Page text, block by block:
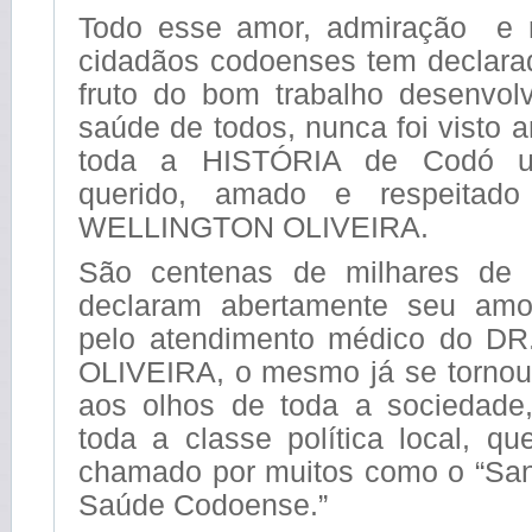
Todo esse amor, admiração e
cidadãos codoenses tem
fruto do bom trabalho
saúde de todos, nunca foi visto
toda a HISTÓRIA de Codó
querido, amado e
WELLINGTON OLIVEIRA.
São centenas de milhares de
declaram abertamente seu
pelo atendimento médico do
OLIVEIRA, o mesmo já se
aos olhos de toda a
toda a classe política local,
chamado por muitos como o
Saúde Codoense.”